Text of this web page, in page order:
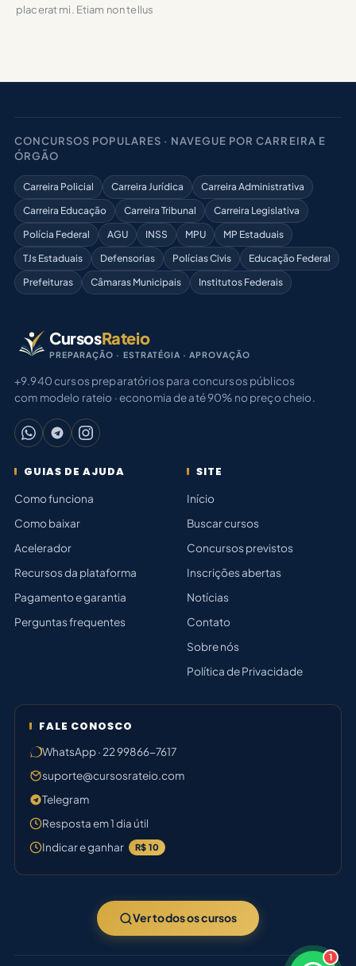
placerat mi. Etiam non tellus
1
CONCURSOS POPULARES · NAVEGUE POR CARREIRA E
ÓRGÃO
Carreira Policial Carreira Jurídica
Carreira Administrativa
Carreira Educação
Carreira Tribunal
Carreira Legislativa
Polícia Federal
AGU INSS MPU
MP Estaduais
TJs Estaduais
Defensorias Polícias Civis
Educação Federal
Prefeituras
Câmaras Municipais Institutos Federais
CursosRateio
PREPARAÇÃO · ESTRATÉGIA · APROVAÇÃO
+9.940 cursos preparatórios para concursos públicos
com modelo rateio · economia de até 90% no preço cheio.
GUIAS DE AJUDA
Como funciona
Como baixar
Acelerador
Recursos da plataforma
Pagamento e garantia
Perguntas frequentes
SITE
Início
Buscar cursos
Concursos previstos
Inscrições abertas
Notícias
Contato
Sobre nós
Política de Privacidade
FALE CONOSCO
WhatsApp · 22 99866-7617
suporte@cursosrateio.com
Telegram
Resposta em 1 dia útil
Indicar e ganhar
R$ 10
Ver todos os cursos